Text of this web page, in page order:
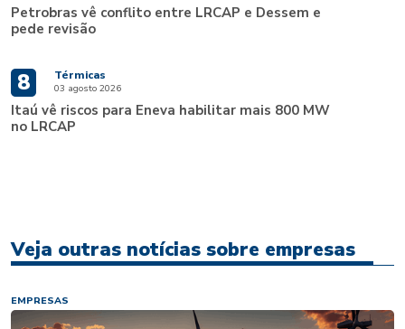
Petrobras vê conflito entre LRCAP e Dessem e
pede revisão
8 Térmicas
03 agosto 2026
Itaú vê riscos para Eneva habilitar mais 800 MW
no LRCAP
Veja outras notícias sobre empresas
EMPRESAS